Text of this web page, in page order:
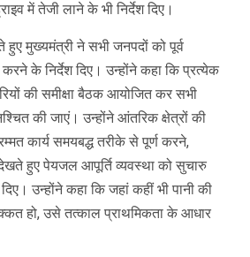
में तेजी लाने के भी निर्देश दिए।
मुख्यमंत्री ने सभी जनपदों को पूर्व
करने के निर्देश दिए। उन्होंने कहा कि प्रत्येक
की समीक्षा बैठक आयोजित कर सभी
की जाएं। उन्होंने आंतरिक क्षेत्रों की
कार्य समयबद्ध तरीके से पूर्ण करने,
हुए पेयजल आपूर्ति व्यवस्था को सुचारु
उन्होंने कहा कि जहां कहीं भी पानी की
हो, उसे तत्काल प्राथमिकता के आधार